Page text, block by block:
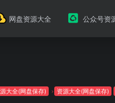
网盘资源大全 公众号资
大全(网盘保存) 资源大全(网盘保存)